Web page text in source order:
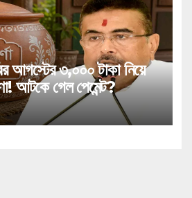
আগস্টের ৩,০০০ টাকা নিয়ে
আটকে গেল পেমেন্ট?